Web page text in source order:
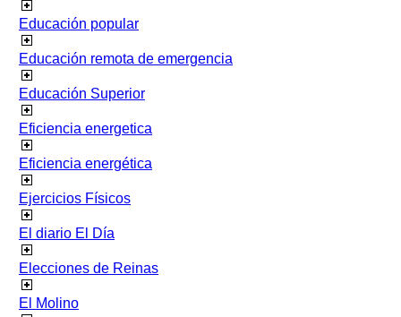
Educación popular
Educación remota de emergencia
Educación Superior
Eficiencia energetica
Eficiencia energética
Ejercicios Físicos
El diario El Día
Elecciones de Reinas
El Molino